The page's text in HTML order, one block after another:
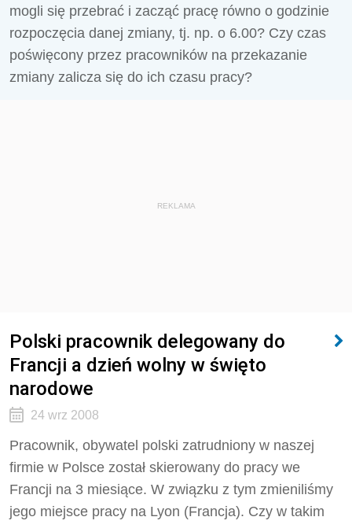
mogli się przebrać i zacząć pracę równo o godzinie
rozpoczęcia danej zmiany, tj. np. o 6.00? Czy czas
poświęcony przez pracowników na przekazanie
zmiany zalicza się do ich czasu pracy?
REKLAMA
Polski pracownik delegowany do
Francji a dzień wolny w święto
narodowe
24 wrz 2008
Pracownik, obywatel polski zatrudniony w naszej
firmie w Polsce został skierowany do pracy we
Francji na 3 miesiące. W związku z tym zmieniliśmy
jego miejsce pracy na Lyon (Francja). Czy w takim